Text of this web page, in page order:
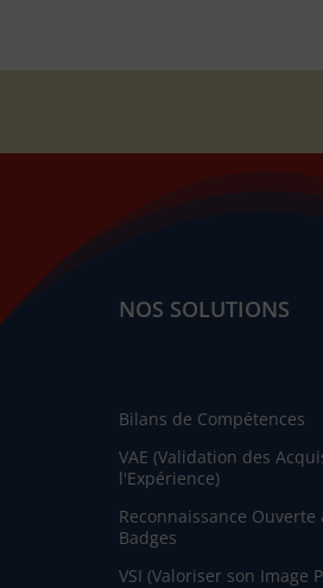
NOS SOLUTIONS
Bilans de Compétences
VAE (Validation des
l'Expérience)
Reconnaissance Ouverte
Badges
VSI (Valoriser son Image